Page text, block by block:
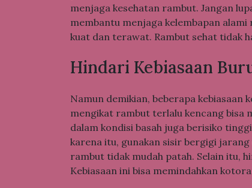
menjaga kesehatan rambut. Jangan
membantu menjaga kelembapan
kuat dan terawat. Rambut sehat tidak
Hindari Kebiasaan
Namun demikian, beberapa kebiasaan
mengikat rambut terlalu kencang bisa
dalam kondisi basah juga berisiko
karena itu, gunakan sisir bergigi
rambut tidak mudah patah. Selain itu,
Kebiasaan ini bisa memindahkan